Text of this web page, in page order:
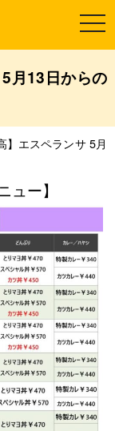
t
o
e
i
g
a
月13日からの
】エスペランサ 5月
ュー】